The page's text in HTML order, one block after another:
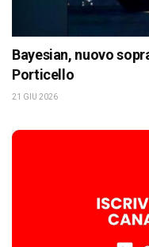
Bayesian, nuovo
Porticello
21 GIU 2026